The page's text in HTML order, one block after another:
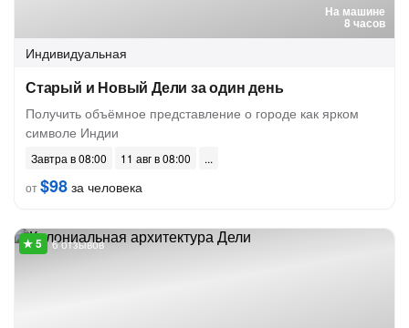
На машине
8 часов
Индивидуальная
Старый и Новый Дели за один день
Получить объёмное представление о городе как ярком
символе Индии
Завтра в 08:00
11 авг в 08:00
от$98 за человека
6 отзывов